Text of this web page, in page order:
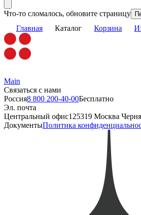
Что-то сломалось, обновите страницу
Главная Каталог Корзина
Main
Связаться с нами
Россия8 800 200-40-00Бесплатно
Эл. почта
Центральный офис125319 Москва
ДокументыПолитика